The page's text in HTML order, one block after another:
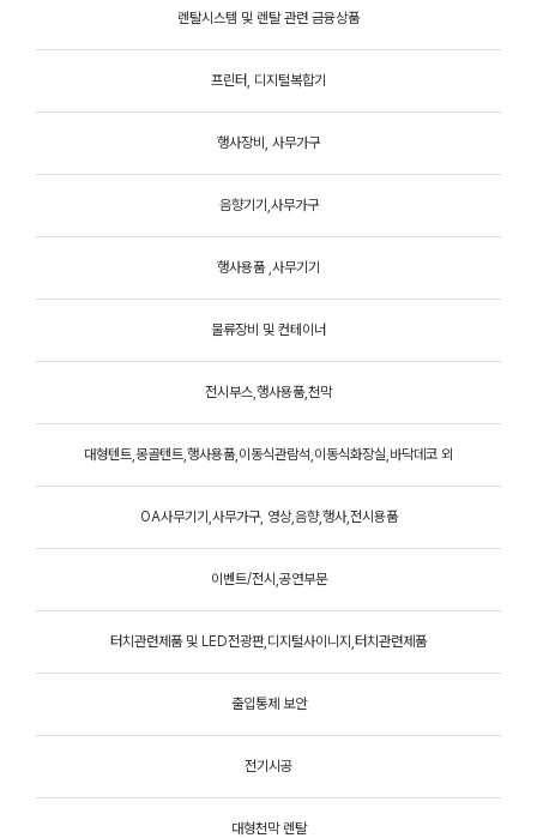
렌탈시스템 및 렌탈 관련 금융상품
프린터, 디지털복합기
행사장비, 사무가구
음향기기,사무가구
행사용품 ,사무기기
물류장비 및 컨테이너
전시부스,행사용품,천막
대형텐트,몽골텐트,행사용품,이동식관람석,이동식화장실,바닥데코 외
OA사무기기,사무가구, 영상,음향,행사,전시용품
이벤트/전시,공연부문
터치관련제품 및 LED전광판,디지털사이니지,터치관련제품
출입통제 보안
전기시공
대형천막 렌탈